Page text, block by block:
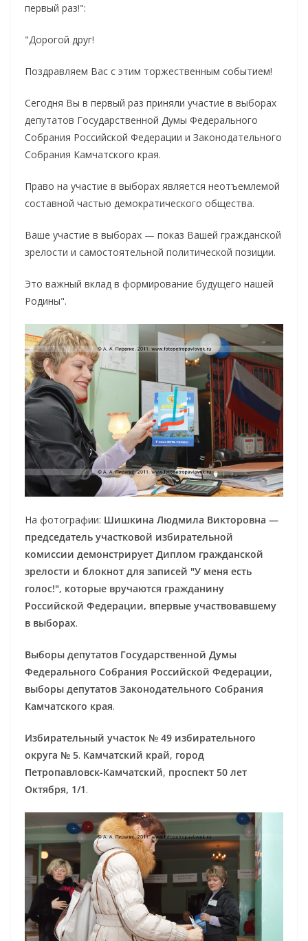
первый раз!":
"Дорогой друг!
Поздравляем Вас с этим торжественным событием!
Сегодня Вы в первый раз приняли участие в выборах
депутатов Государственной Думы Федерального
Собрания Российской Федерации и Законодательного
Собрания Камчатского края.
Право на участие в выборах является неотъемлемой
составной частью демократического общества.
Ваше участие в выборах — показ Вашей гражданской
зрелости и самостоятельной политической позиции.
Это важный вклад в формирование будущего нашей
Родины".
На фотографии: Шишкина Людмила Викторовна —
председатель участковой избирательной
комиссии демонстрирует Диплом гражданской
зрелости и блокнот для записей "У меня есть
голос!", которые вручаются гражданину
Российской Федерации, впервые участвовавшему
в выборах.
Выборы депутатов Государственной Думы
Федерального Собрания Российской Федерации,
выборы депутатов Законодательного Собрания
Камчатского края.
Избирательный участок № 49 избирательного
округа № 5. Камчатский край, город
Петропавловск-Камчатский, проспект 50 лет
Октября, 1/1.